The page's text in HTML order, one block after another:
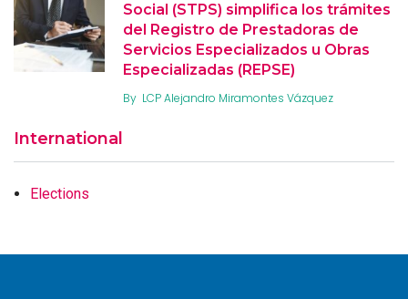
Social (STPS) simplifica los trámites
del Registro de Prestadoras de
Servicios Especializados u Obras
Especializadas (REPSE)
By LCP Alejandro Miramontes Vázquez
International
Elections